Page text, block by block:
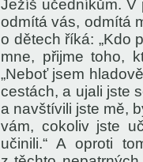
Ježíš učedníkům. V
odmítá vás, odmítá
o dětech říká: „Kdo
mne, přijme toho,
„Neboť jsem
cestách, a ujali jste
a navštívili jste mě,
vám, cokoliv jste
učinili.“ A oproti